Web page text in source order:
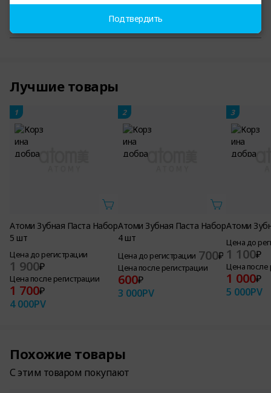
Сертификаты на продукцию и прочая информация
Лучшие товары
1
Атоми Зубная Паста Набор
5 шт
Цена до регистрации
1 900₽
Цена после регистрации
1 700₽
4 000PV
2
Атоми Зубная Паста Набор
4 шт
Цена до регистрации 700₽
Цена после регистрации
600₽
3 000PV
3
Атоми
Цена до
1 100₽
Цена после
1 000₽
5 000PV
Похожие товары
С этим товаром покупают
Подтвердить